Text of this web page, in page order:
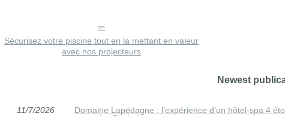
Sécurisez votre piscine tout en la mettant en valeur
avec nos projecteurs
Newest
11/7/2026
Domaine Lapédagne : l’expérience d’un hôtel-spa 4